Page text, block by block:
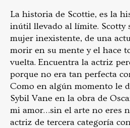
La historia de Scottie, es la
inútil llevado al límite. Scotty
mujer inexistente, de una
morir en su mente y el hace
vuelta. Encuentra la actriz
porque no era tan perfecta
Como en algún momento le
Sybil Vane en la obra de
mi amor…sin el arte no eres
actriz de tercera categoría